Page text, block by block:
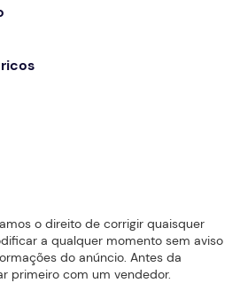
o direito de corrigir quaisquer
a qualquer momento sem aviso
do anúncio. Antes da
primeiro com um vendedor.